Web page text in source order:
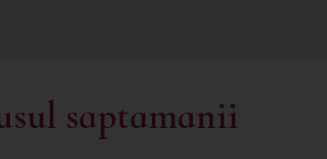
saptamanii